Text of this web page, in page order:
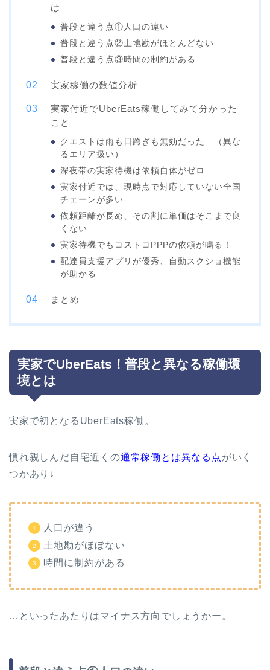
は
普段と違う点①人口の違い
普段と違う点②土地勘がほとんどない
普段と違う点③時間の制約がある
実家稼働の数値分析
実家付近でUberEats稼働してみて分かった
こと
クエストは雨も日跨ぎも無効だった…（異な
るエリア扱い）
深夜帯の実家待機は依頼自体がゼロ
実家付近では、現時点で対応していない全国
チェーンが多い
依頼距離が長め、その割に単価はそこまで良
くない
実家待機でもコストコPPPの依頼が鳴る！
配達員支援アプリが優秀、自動スクショ機能
が助かる
まとめ
実家でUberEats！普段と異なる稼働環
境とは
実家で初となるUberEats稼働。
慣れ親しんだ自宅近くの通常稼働とは異なる点がいく
つかあり↓
人口が違う
土地勘がほぼない
時間に制約がある
…といったあたりはマイナス方向でしょうかー。